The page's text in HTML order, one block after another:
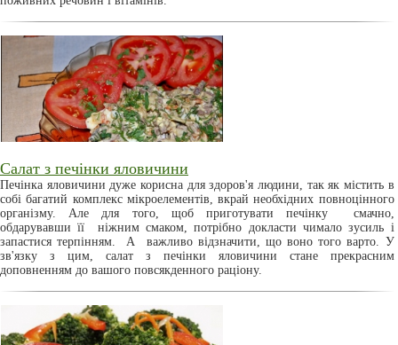
Салат з печінки яловичини
Печінка яловичини дуже корисна для здоров'я людини, так як містить в
собі багатий комплекс мікроелементів, вкрай необхідних повноцінного
організму. Але для того, щоб приготувати печінку смачно,
обдарувавши її ніжним смаком, потрібно докласти чимало зусиль і
запастися терпінням. А важливо відзначити, що воно того варто. У
зв'язку з цим, салат з печінки яловичини стане прекрасним
доповненням до вашого повсякденного раціону.